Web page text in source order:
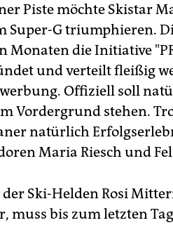
Piste möchte Skistar
Super-G triumphieren.
Monaten die Initiative
und verteilt fleißig
Offiziell soll
Vordergrund stehen.
natürlich
Maria Riesch und
der Ski-Helden Rosi
muss bis zum letzten